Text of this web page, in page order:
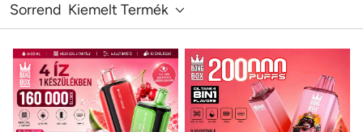
Sorrend Kiemelt Termék